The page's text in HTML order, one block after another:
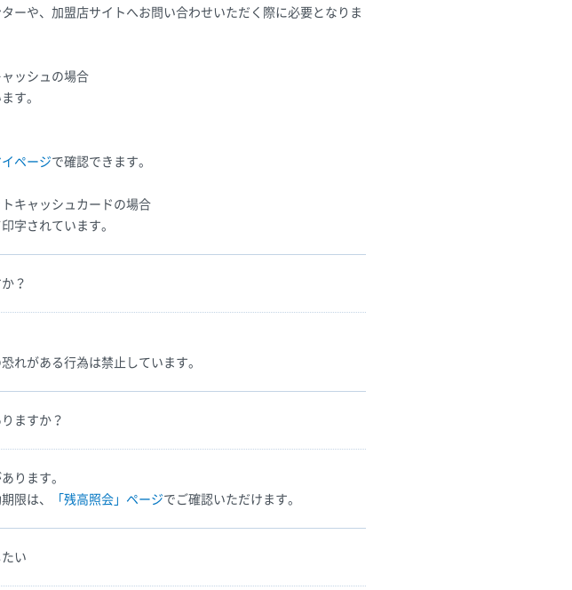
ーや、加盟店サイトへお問い合わせいただく際に必要となりま
ッシュの場合
す。
イページで確認できます。
キャッシュカードの場合
字されています。
？
れがある行為は禁止しています。
ますか？
ります。
限は、
「残高照会」ページでご確認いただけます。
い